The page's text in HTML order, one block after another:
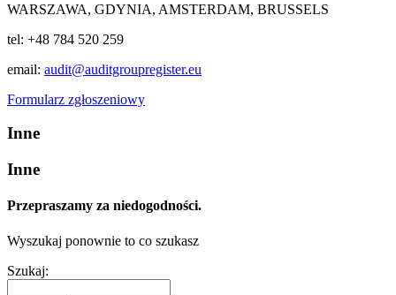
WARSZAWA, GDYNIA, AMSTERDAM, BRUSSELS
tel: +48 784 520 259
email: audit@auditgroupregister.eu
Formularz zgłoszeniowy
Inne
Inne
Przepraszamy za niedogodności.
Wyszukaj ponownie to co szukasz
Szukaj: